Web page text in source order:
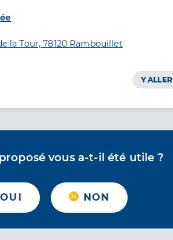
la Tour, 78120 Rambouillet
Y ALLER
vous a-t-il été utile ?
OUI NON